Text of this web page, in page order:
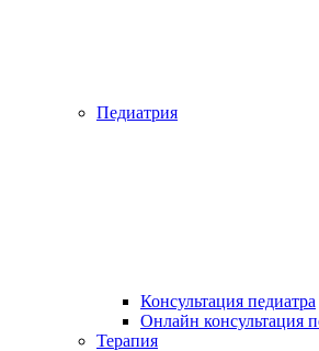
Педиатрия
Консультация педиатра
Онлайн консультация
Терапия